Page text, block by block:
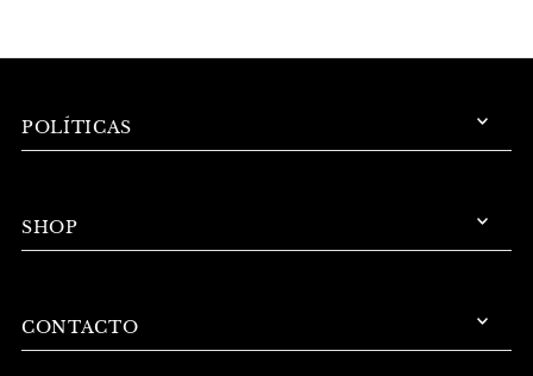
POLÍTICAS
SHOP
CONTACTO